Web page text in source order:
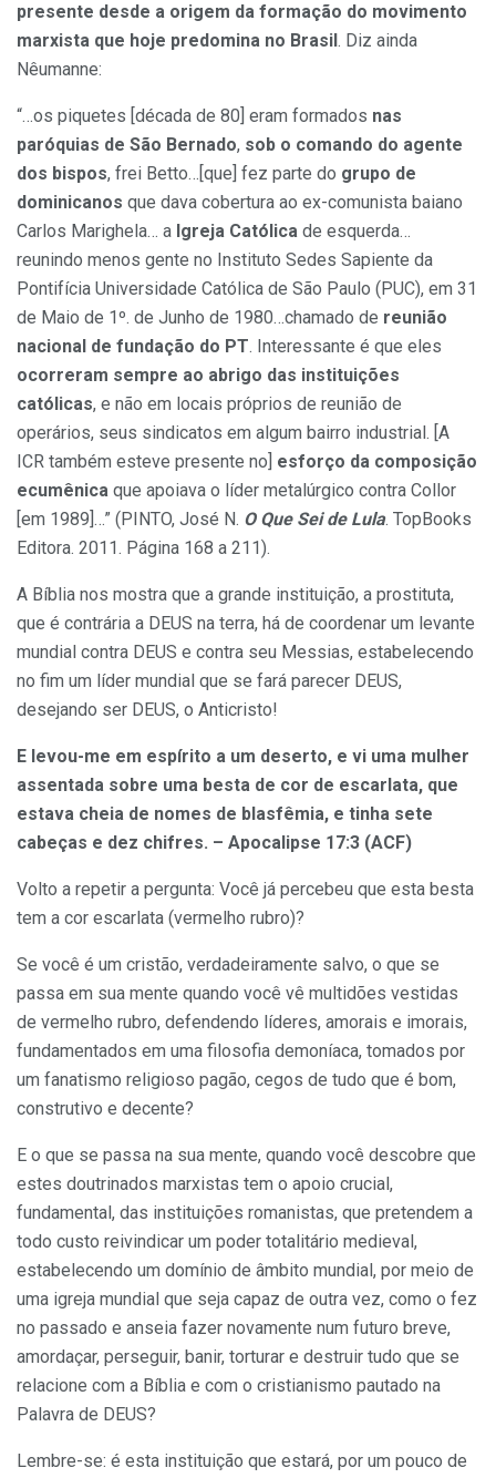
presente desde a origem da formação do movimento
marxista que hoje predomina no Brasil . Diz ainda
Nêumanne:
“…os piquetes [década de 80] eram formados nas
paróquias de São Bernado, sob o comando do agente
dos bispos, frei Betto…[que] fez parte do grupo de
dominicanos que dava cobertura ao ex-comunista baiano
Carlos Marighela… a Igreja Católica de esquerda…
reunindo menos gente no Instituto Sedes Sapiente da
Pontifícia Universidade Católica de São Paulo (PUC), em 31
de Maio de 1º. de Junho de 1980…chamado de reunião
nacional de fundação do PT. Interessante é que eles
ocorreram sempre ao abrigo das instituições
católicas, e não em locais próprios de reunião de
operários, seus sindicatos em algum bairro industrial. [A
ICR também esteve presente no] esforço da composição
ecumênica que apoiava o líder metalúrgico contra Collor
[em 1989]…” (PINTO, José N. O Que Sei de Lula. TopBooks
Editora. 2011. Página 168 a 211).
A Bíblia nos mostra que a grande instituição, a prostituta,
que é contrária a DEUS na terra, há de coordenar um levante
mundial contra DEUS e contra seu Messias, estabelecendo
no fim um líder mundial que se fará parecer DEUS,
desejando ser DEUS, o Anticristo!
E levou-me em espírito a um deserto, e vi uma mulher
assentada sobre uma besta de cor de escarlata, que
estava cheia de nomes de blasfêmia, e tinha sete
cabeças e dez chifres. – Apocalipse 17:3 (ACF)
Volto a repetir a pergunta: Você já percebeu que esta besta
tem a cor escarlata (vermelho rubro)?
Se você é um cristão, verdadeiramente salvo, o que se
passa em sua mente quando você vê multidões vestidas
de vermelho rubro, defendendo líderes, amorais e imorais,
fundamentados em uma filosofia demoníaca, tomados por
um fanatismo religioso pagão, cegos de tudo que é bom,
construtivo e decente?
E o que se passa na sua mente, quando você descobre que
estes doutrinados marxistas tem o apoio crucial,
fundamental, das instituições romanistas, que pretendem a
todo custo reivindicar um poder totalitário medieval,
estabelecendo um domínio de âmbito mundial, por meio de
uma igreja mundial que seja capaz de outra vez, como o fez
no passado e anseia fazer novamente num futuro breve,
amordaçar, perseguir, banir, torturar e destruir tudo que se
relacione com a Bíblia e com o cristianismo pautado na
Palavra de DEUS?
Lembre-se: é esta instituição que estará, por um pouco de